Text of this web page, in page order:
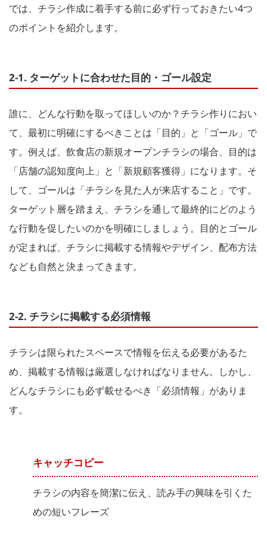
では、チラシ作成に着手する前に必ず行っておきたい4つ
のポイントを紹介します。
2-1. ターゲットに合わせた目的・ゴール設定
誰に、どんな行動を取ってほしいのか？チラシ作りにおい
て、最初に明確にするべきことは「目的」と「ゴール」で
す。例えば、飲食店の新規オープンチラシの場合、目的は
「店舗の認知度向上」と「新規顧客獲得」になります。そ
して、ゴールは「チラシを見た人が来店すること」です。
ターゲット層を踏まえ、チラシを通して最終的にどのよう
な行動を促したいのかを明確にしましょう。目的とゴール
が定まれば、チラシに掲載する情報やデザイン、配布方法
なども自然と決まってきます。
2-2. チラシに掲載する必須情報
チラシは限られたスペースで情報を伝える必要があるた
め、掲載する情報は厳選しなければなりません。しかし、
どんなチラシにも必ず載せるべき「必須情報」がありま
す。
キャッチコピー
チラシの内容を簡潔に伝え、読み手の興味を引くた
めの短いフレーズ